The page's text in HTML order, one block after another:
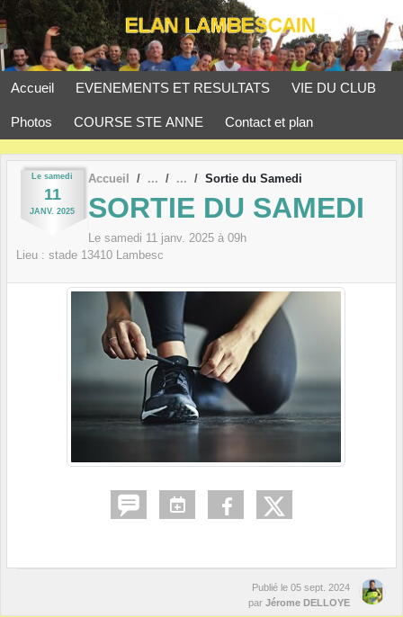
Accueil EVENEMENTS ET RESULTATS VIE DU CLUB
Photos COURSE STE ANNE Contact et plan
Le samedi
11
JANV. 2025
Accueil Sortie du Samedi
SORTIE DU SAMEDI
Le samedi 11 janv. 2025 à 09h
Lieu : stade 13410 Lambesc
Publié le 05 sept. 2024
par Jérome DELLOYE
Panneau de gestion des cookies